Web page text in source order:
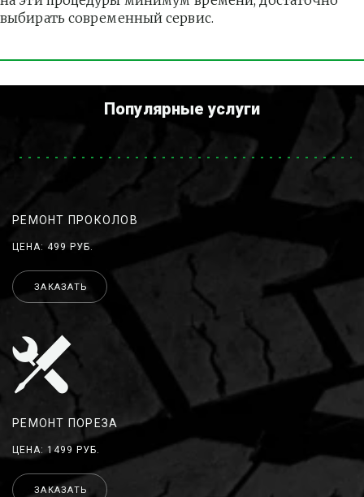
выбирать современный сервис.
Популярные услуги
РЕМОНТ ПРОКОЛОВ
ЦЕНА: 499 РУБ.
ЗАКАЗАТЬ
РЕМОНТ ПОРЕЗА
ЦЕНА: 1499 РУБ.
ЗАКАЗАТЬ